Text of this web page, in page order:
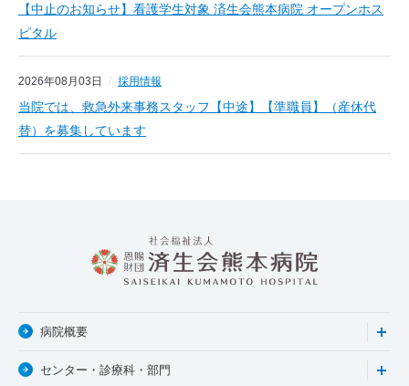
【中止のお知らせ】看護学生対象 済生会熊本病院 オープンホス
ピタル
2026年08月03日 採用情報
当院では、救急外来事務スタッフ【中途】【準職員】（産休代
替）を募集しています
病院概要
センター・診療科・部門